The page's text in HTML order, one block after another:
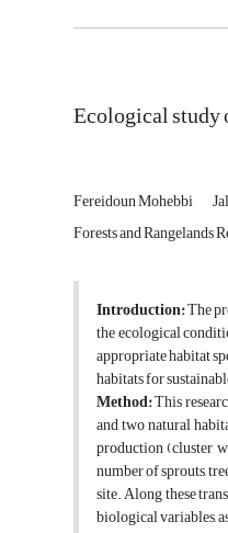
Ecological study
Fereidoun Mohebbi
Forests and Rangelands
Introduction:The
the ecological
appropriate habitat
habitats for
Method:This
and two natural
production (cluster
number of sprouts,
site. Along these
biological variables,